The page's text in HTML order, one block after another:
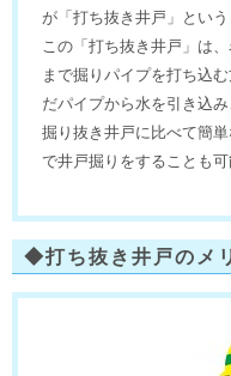
が「打ち抜き井戸」という
この「打ち抜き井戸」は
まで掘りパイプを打ち込
だパイプから水を引き込
掘り抜き井戸に比べて簡
で井戸掘りをすることも可
◆打ち抜き井戸のメ